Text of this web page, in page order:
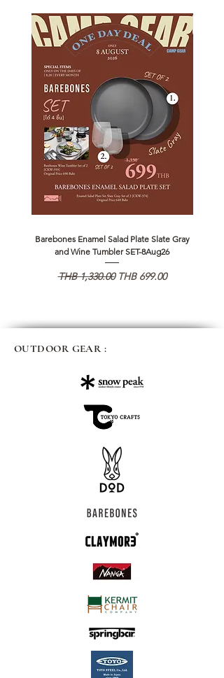
Barebones Enamel Salad Plate Slate Gray
and Wine Tumbler SET-8Aug26
Regular Price
THB 1,330.00 Sale Price
THB 699.00
OUTDOOR GEAR :